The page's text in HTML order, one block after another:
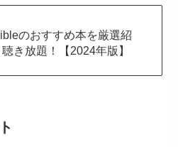
のおすすめ本を厳選紹
き放題！【2024年版】